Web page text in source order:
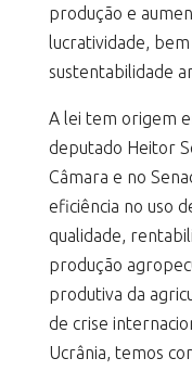
produção e
lucratividade,
sustentabilidade
A lei tem origem
deputado Heitor
Câmara e no
eficiência no uso
qualidade,
produção
produtiva da
de crise
Ucrânia, temos